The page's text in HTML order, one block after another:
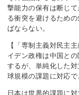
撃能力の保有は断じ
る衝突を避けるため
ばならない。
【「専制主義対民主
イデン政権は中国と
するが、単純化した
球規模の課題に対応で
日本は世界的課題に